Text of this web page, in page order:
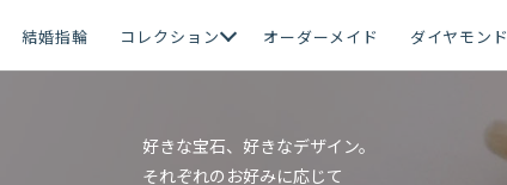
結婚指輪 コレクション オーダーメイド ダイヤモンド
好きな宝石、好きなデザイン。
それぞれのお好みに応じて